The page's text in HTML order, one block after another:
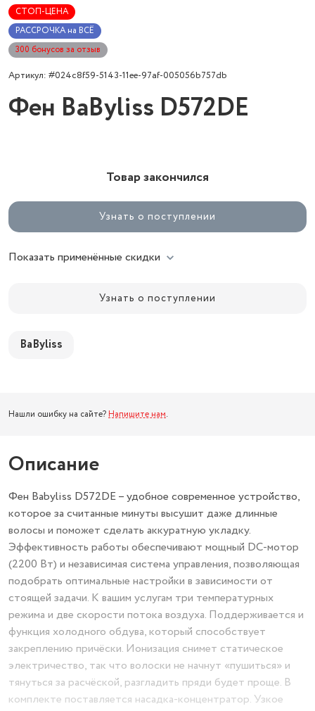
СТОП-ЦЕНА
РАССРОЧКА на ВСЁ
300 бонусов за отзыв
Артикул: #024c8f59-5143-11ee-97af-005056b757db
Фен BaByliss D572DE
Товар закончился
Узнать о поступлении
Показать применённые скидки
Узнать о поступлении
BaByliss
Нашли ошибку на сайте? Напишите нам.
Описание
Фен Babyliss D572DE – удобное современное устройство,
которое за считанные минуты высушит даже длинные
волосы и поможет сделать аккуратную укладку.
Эффективность работы обеспечивают мощный DC-мотор
(2200 Вт) и независимая система управления, позволяющая
подобрать оптимальные настройки в зависимости от
стоящей задачи. К вашим услугам три температурных
режима и две скорости потока воздуха. Поддерживается и
функция холодного обдува, который способствует
закреплению причёски. Ионизация снимет статическое
электричество, так что волоски не начнут «пушиться» и
тянуться за расчёской, разгладить пряди будет проще. В
комплекте поставляется насадка-концентратор. Узкое